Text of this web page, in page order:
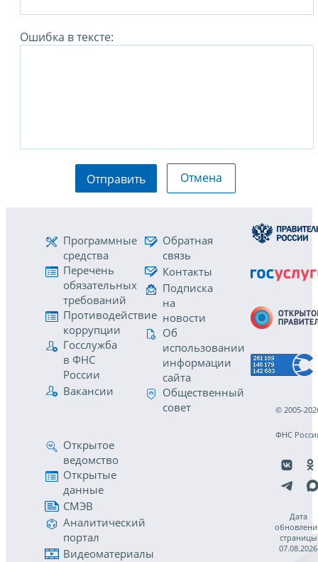
Ошибка в тексте:
Отправить Отмена
Программные
средства
Перечень
обязательных
требований
Противодействие
коррупции
Госслужба
в ФНС
России
Вакансии
Обратная
связь
Контакты
Подписка
на
новости
Об
использовании
информации
сайта
Общественный
совет
Открытое
ведомство
Открытые
данные
СМЭВ
Аналитический
портал
Видеоматериалы
© 2005-
ФНС
Дата
страницы
07.08.2026